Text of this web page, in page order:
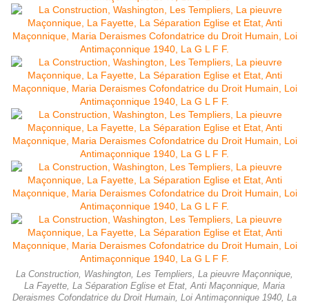
La Construction, Washington, Les Templiers, La pieuvre Maçonnique,
La Fayette, La Séparation Eglise et Etat, Anti Maçonnique, Maria
Deraismes Cofondatrice du Droit Humain, Loi Antimaçonnique 1940, La